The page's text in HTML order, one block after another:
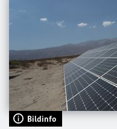
Bildinfo